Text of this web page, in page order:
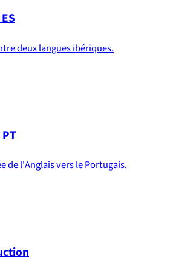
deux langues ibériques.
de l'Anglais vers le Portugais.